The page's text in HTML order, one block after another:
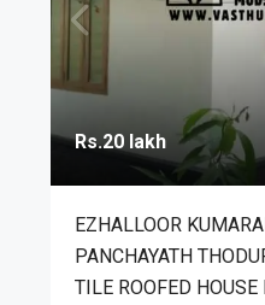
Rs.20 lakh
EZHALLOOR
PANCHAYATH
TILE ROOFED